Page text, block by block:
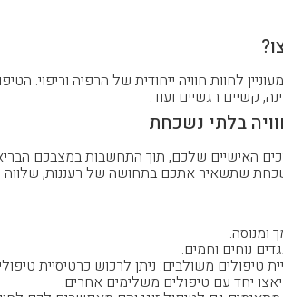
לחוות חוויה ייחודית של הרפיה וריפוי.
קשיים רגשיים ועוד.
בלתי נשכחת
האישיים שלכם, תוך התחשבות במצבכם
שתשאיר אתכם בתחושה של רעננות, שלווה
ומנוסה.
נוחים וחמים.
טיפולים משולבים: ניתן לרכוש כרטיסיית
יחד עם טיפולים משלימים אחרים.